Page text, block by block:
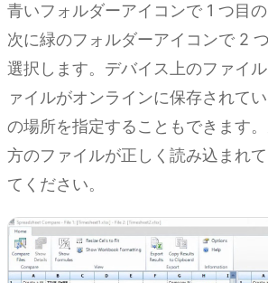
青いフォルダーアイコンで 1 つ目の
次に緑のフォルダーアイコンで 2
選択します。デバイス上のファイ
ァイルがオンラインに保存されて
の場所を指定することもできます
方のファイルが正しく読み込まれ
てください。